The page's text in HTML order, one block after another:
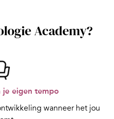
Academy?
eigen tempo
wanneer het jou